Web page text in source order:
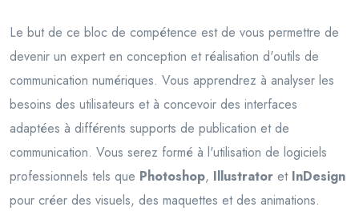
Le but de ce bloc de compétence est de vous permettre de
devenir un expert en conception et réalisation d'outils de
communication numériques. Vous apprendrez à analyser les
besoins des utilisateurs et à concevoir des interfaces
adaptées à différents supports de publication et de
communication. Vous serez formé à l'utilisation de logiciels
professionnels tels que Photoshop, Illustrator et InDesign
pour créer des visuels, des maquettes et des animations.